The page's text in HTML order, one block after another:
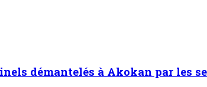
démantelés à Akokan par les